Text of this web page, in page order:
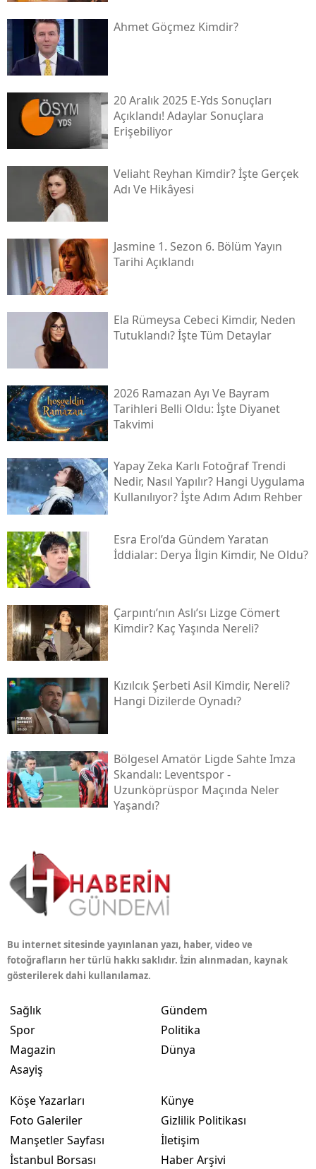
Ahmet Göçmez Kimdir?
20 Aralık 2025 E-Yds Sonuçları
Açıklandı! Adaylar Sonuçlara
Erişebiliyor
Veliaht Reyhan Kimdir? İşte Gerçek
Adı Ve Hikâyesi
Jasmine 1. Sezon 6. Bölüm Yayın
Tarihi Açıklandı
Ela Rümeysa Cebeci Kimdir, Neden
Tutuklandı? İşte Tüm Detaylar
2026 Ramazan Ayı Ve Bayram
Tarihleri Belli Oldu: İşte Diyanet
Takvimi
Yapay Zeka Karlı Fotoğraf Trendi
Nedir, Nasıl Yapılır? Hangi Uygulama
Kullanılıyor? İşte Adım Adım Rehber
Esra Erol’da Gündem Yaratan
İddialar: Derya İlgin Kimdir, Ne Oldu?
Çarpıntı’nın Aslı’sı Lizge Cömert
Kimdir? Kaç Yaşında Nereli?
Kızılcık Şerbeti Asil Kimdir, Nereli?
Hangi Dizilerde Oynadı?
Bölgesel Amatör Ligde Sahte Imza
Skandalı: Leventspor -
Uzunköprüspor Maçında Neler
Yaşandı?
Bu internet sitesinde yayınlanan yazı, haber, video ve
fotoğrafların her türlü hakkı saklıdır. İzin alınmadan, kaynak
gösterilerek dahi kullanılamaz.
Sağlık
Spor
Magazin
Asayiş
Gündem
Politika
Dünya
Köşe Yazarları
Foto Galeriler
Manşetler Sayfası
İstanbul Borsası
Künye
Gizlilik Politikası
İletişim
Haber Arşivi